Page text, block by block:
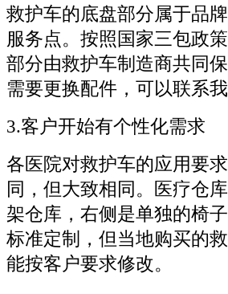
救护车的底盘部分属于品
服务点。按照国家三包政
部分由救护车制造商共同
需要更换配件，可以联系
3.客户开始有个性化需求
各医院对救护车的应用要
同，但大致相同。医疗仓
架仓库，右侧是单独的椅
标准定制，但当地购买的
能按客户要求修改。